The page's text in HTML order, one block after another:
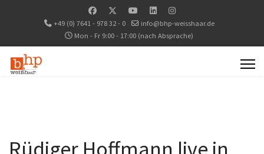
+49 (0) 7641 - 978 32 - 0
info@bhp-weisshaar.de
Mon - Fr 9:00 - 17:00 (nach Absprache)